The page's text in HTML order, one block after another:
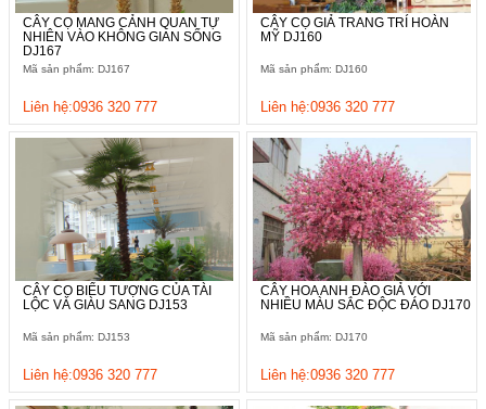
CÂY CỌ MANG CẢNH QUAN TỰ
NHIÊN VÀO KHÔNG GIAN SỐNG
DJ167
Mã sản phẩm: DJ167
Liên hệ:0936 320 777
CÂY CỌ GIẢ TRANG TRÍ HOÀN
MỸ DJ160
Mã sản phẩm: DJ160
Liên hệ:0936 320 777
CÂY CỌ BIỂU TƯỢNG CỦA TÀI
LỘC VÀ GIÀU SANG DJ153
Mã sản phẩm: DJ153
Liên hệ:0936 320 777
CÂY HOA ANH ĐÀO GIẢ VỚI
NHIỀU MÀU SẮC ĐỘC ĐÁO DJ170
Mã sản phẩm: DJ170
Liên hệ:0936 320 777